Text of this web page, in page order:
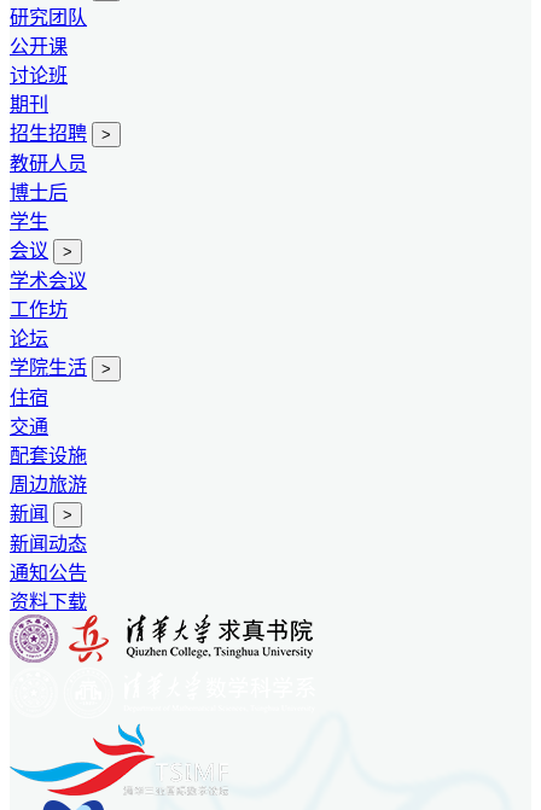
研究团队
公开课
讨论班
期刊
招生招聘
>
教研人员
博士后
学生
会议
>
学术会议
工作坊
论坛
学院生活
>
住宿
交通
配套设施
周边旅游
新闻
>
新闻动态
通知公告
资料下载